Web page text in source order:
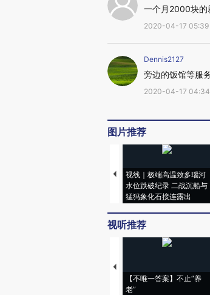
一个月2000块的
2020-04-17 05:39
Dennis2127
旁边的饭馆等服
2020-04-17 04:34
图片推荐
视线｜极端高温致多瑙河
水位跌破纪录 二战沉船与
猛犸象化石接连露出
视听推荐
【不唯一答案】不止“养
老”